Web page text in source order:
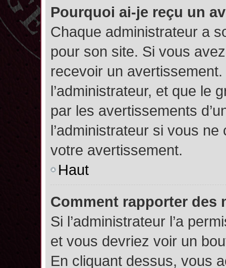
Pourquoi ai-je reçu un
Chaque administrateur a
pour son site. Si vous
recevoir un
l’administrateur, et que le
par les avertissements
l’administrateur si vous
votre avertissement.
Haut
Comment rapporter des
Si l’administrateur l’a
et vous devriez voir un
En cliquant dessus, vous